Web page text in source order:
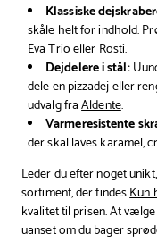
Klassiske
skåle helt for indhold.
Eva TrioellerRosti.
Dejdelere i stål:
dele en pizzadej eller
udvalg fraAldente.
Varmeresistente
der skal laves karamel,
Leder du efter noget
sortiment, der findesKun
kvalitet til prisen. At
uanset om du bager